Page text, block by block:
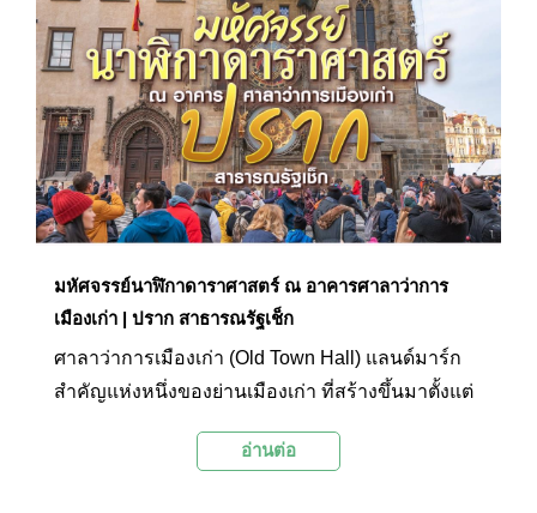
มหัศจรรย์นาฬิกาดาราศาสตร์ ณ อาคารศาลาว่าการ
เมืองเก่า | ปราก สาธารณรัฐเช็ก
ศาลาว่าการเมืองเก่า (Old Town Hall) แลนด์มาร์ก
สำคัญแห่งหนึ่งของย่านเมืองเก่า ที่สร้างขึ้นมาตั้งแต่
(Gothic) กับเรอเนสซองส์ (Renaissance) ปัจจุบัน
อ่านต่อ